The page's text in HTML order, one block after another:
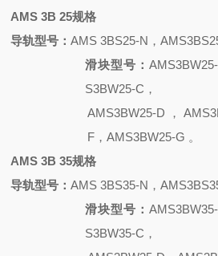
AMS 3B 25规格
导轨型号：AMS 3BS25-N，
滑块型号：
S3BW25-C，
AMS3BW25-D，
F，AMS3BW25-G 。
AMS 3B 35规格
导轨型号：AMS 3BS35-N，
滑块型号：
S3BW35-C，